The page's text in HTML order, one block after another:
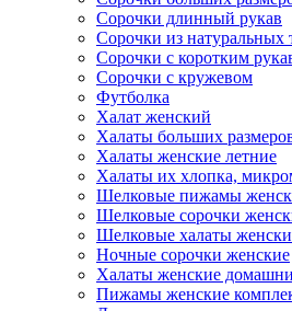
Сорочки длинный рукав
Сорочки из натуральных
Сорочки с коротким
Сорочки с кружевом
Футболка
Халат женский
Халаты больших
Халаты женские летние
Халаты их хлопка,
Шелковые пижамы
Шелковые сорочки
Шелковые халаты
Ночные сорочки женские
Халаты женские
Пижамы женские